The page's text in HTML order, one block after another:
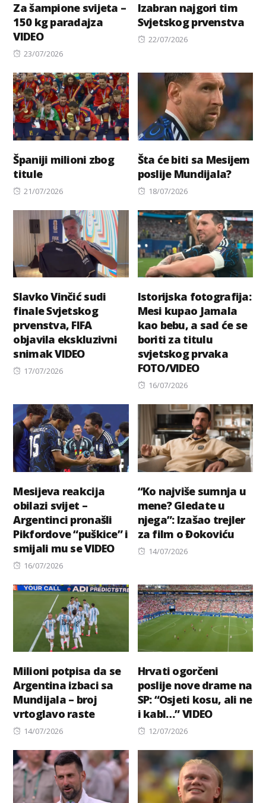
Za šampione svijeta –
150 kg paradajza
VIDEO
Posted
23/07/2026
Izabran najgori tim
Svjetskog prvenstva
Posted
22/07/2026
Španiji milioni zbog
titule
Posted
21/07/2026
Šta će biti sa Mesijem
poslije Mundijala?
Posted
18/07/2026
Slavko Vinčić sudi
finale Svjetskog
prvenstva, FIFA
objavila ekskluzivni
snimak VIDEO
Posted
17/07/2026
Istorijska fotografija:
Mesi kupao Jamala
kao bebu, a sad će se
boriti za titulu
svjetskog prvaka
FOTO/VIDEO
Posted
16/07/2026
Mesijeva reakcija
obilazi svijet –
Argentinci pronašli
Pikfordove “puškice” i
smijali mu se VIDEO
Posted
16/07/2026
“Ko najviše sumnja u
mene? Gledate u
njega”: Izašao trejler
za film o Đokoviću
Posted
14/07/2026
Milioni potpisa da se
Argentina izbaci sa
Mundijala – broj
vrtoglavo raste
Posted
14/07/2026
Hrvati ogorčeni
poslije nove drame na
SP: “Osjeti kosu, ali ne
i kabl…” VIDEO
Posted
12/07/2026